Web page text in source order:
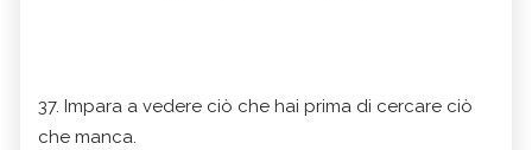
37. Impara a vedere ciò che hai prima di cercare ciò
che manca.